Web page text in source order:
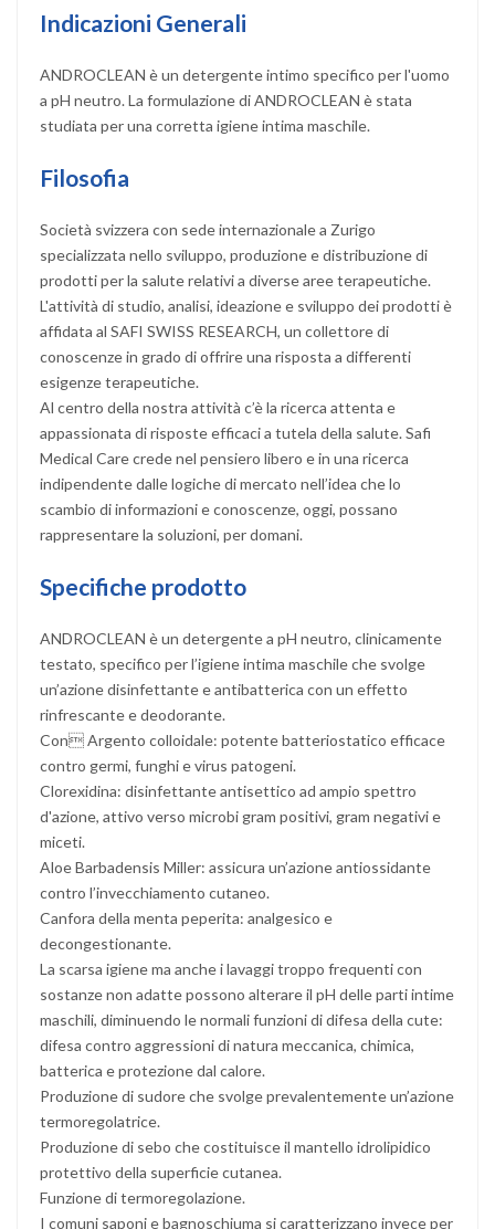
Indicazioni Generali
ANDROCLEAN è un detergente intimo specifico per l'uomo
a pH neutro. La formulazione di ANDROCLEAN è stata
studiata per una corretta igiene intima maschile.
Filosofia
Società svizzera con sede internazionale a Zurigo
specializzata nello sviluppo, produzione e distribuzione di
prodotti per la salute relativi a diverse aree terapeutiche.
L'attività di studio, analisi, ideazione e sviluppo dei prodotti è
affidata al SAFI SWISS RESEARCH, un collettore di
conoscenze in grado di offrire una risposta a differenti
esigenze terapeutiche.
Al centro della nostra attività c’è la ricerca attenta e
appassionata di risposte efficaci a tutela della salute. Safi
Medical Care crede nel pensiero libero e in una ricerca
indipendente dalle logiche di mercato nell’idea che lo
scambio di informazioni e conoscenze, oggi, possano
rappresentare la soluzioni, per domani.
Specifiche prodotto
ANDROCLEAN è un detergente a pH neutro, clinicamente
testato, specifico per l’igiene intima maschile che svolge
un’azione disinfettante e antibatterica con un effetto
rinfrescante e deodorante.
Con Argento colloidale: potente batteriostatico efficace
contro germi, funghi e virus patogeni.
Clorexidina: disinfettante antisettico ad ampio spettro
d'azione, attivo verso microbi gram positivi, gram negativi e
miceti.
Aloe Barbadensis Miller: assicura un’azione antiossidante
contro l’invecchiamento cutaneo.
Canfora della menta peperita: analgesico e
decongestionante.
La scarsa igiene ma anche i lavaggi troppo frequenti con
sostanze non adatte possono alterare il pH delle parti intime
maschili, diminuendo le normali funzioni di difesa della cute:
difesa contro aggressioni di natura meccanica, chimica,
batterica e protezione dal calore.
Produzione di sudore che svolge prevalentemente un’azione
termoregolatrice.
Produzione di sebo che costituisce il mantello idrolipidico
protettivo della superficie cutanea.
Funzione di termoregolazione.
I comuni saponi e bagnoschiuma si caratterizzano invece per